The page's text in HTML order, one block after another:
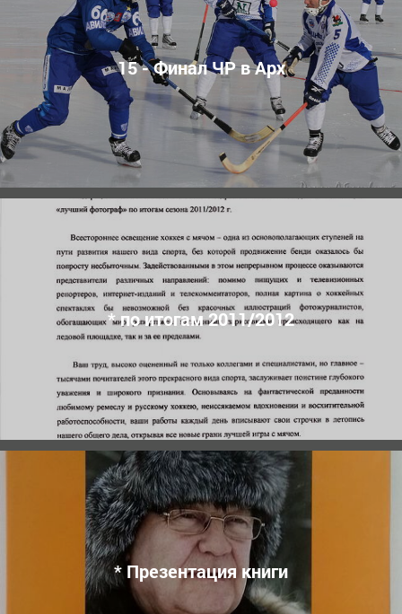
15 - Финал ЧР в Арх
* по итогам 2011/2012
* Презентация книги